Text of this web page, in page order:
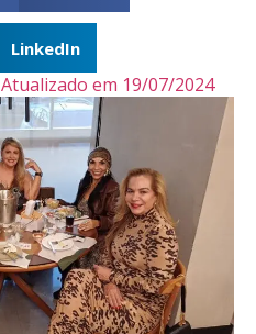
LinkedIn
Atualizado em 19/07/2024